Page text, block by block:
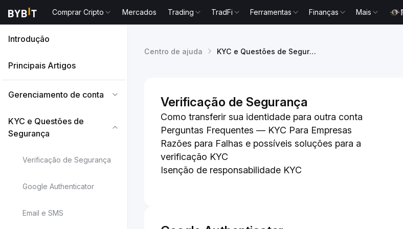
Comprar Cripto Mercados Trading TradFi Ferramentas Finanças Mais
Introdução
Principais Artigos
Gerenciamento de conta
KYC e Questões de
Segurança
Verificação de Segurança
Google Authenticator
Email e SMS
Centro de ajuda KYC e Questões de Segurança
Verificação de Segurança
Como transferir sua identidade para outra conta
Perguntas Frequentes — KYC Para Empresas
Razões para Falhas e possíveis soluções para a
verificação KYC
Isenção de responsabilidade KYC